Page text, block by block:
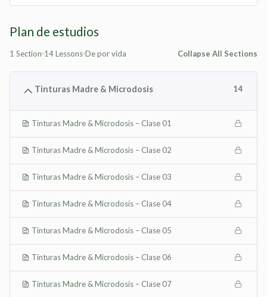
Plan de estudios
1 Section 14 Lessons De por vida Collapse All Sections
Tinturas Madre & Microdosis 14
Tinturas Madre & Microdosis – Clase 01
Tinturas Madre & Microdosis – Clase 02
Tinturas Madre & Microdosis – Clase 03
Tinturas Madre & Microdosis – Clase 04
Tinturas Madre & Microdosis – Clase 05
Tinturas Madre & Microdosis – Clase 06
Tinturas Madre & Microdosis – Clase 07